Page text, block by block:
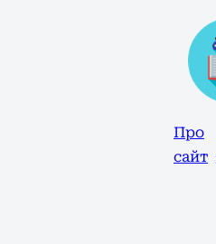
Про
сайт